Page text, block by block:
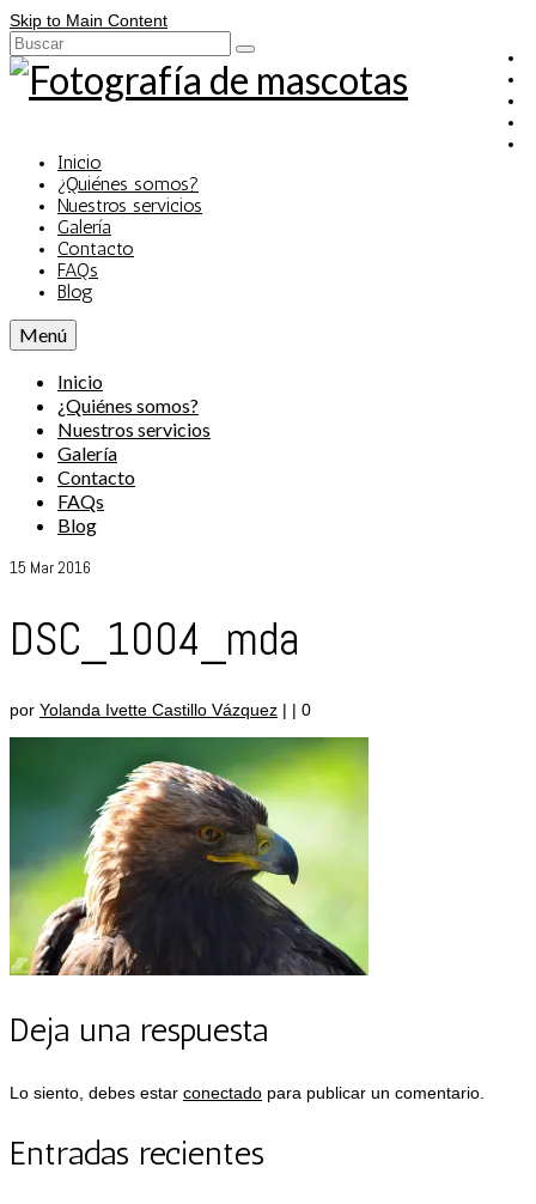
Skip to Main Content
Buscar
por:
Inicio
¿Quiénes somos?
Nuestros servicios
Galería
Contacto
FAQs
Blog
Menú
Inicio
¿Quiénes somos?
Nuestros servicios
Galería
Contacto
FAQs
Blog
15 Mar 2016
DSC_1004_mda
por Yolanda Ivette Castillo Vázquez | | 0
Deja una respuesta
Lo siento, debes estar conectado para publicar un comentario.
Entradas recientes